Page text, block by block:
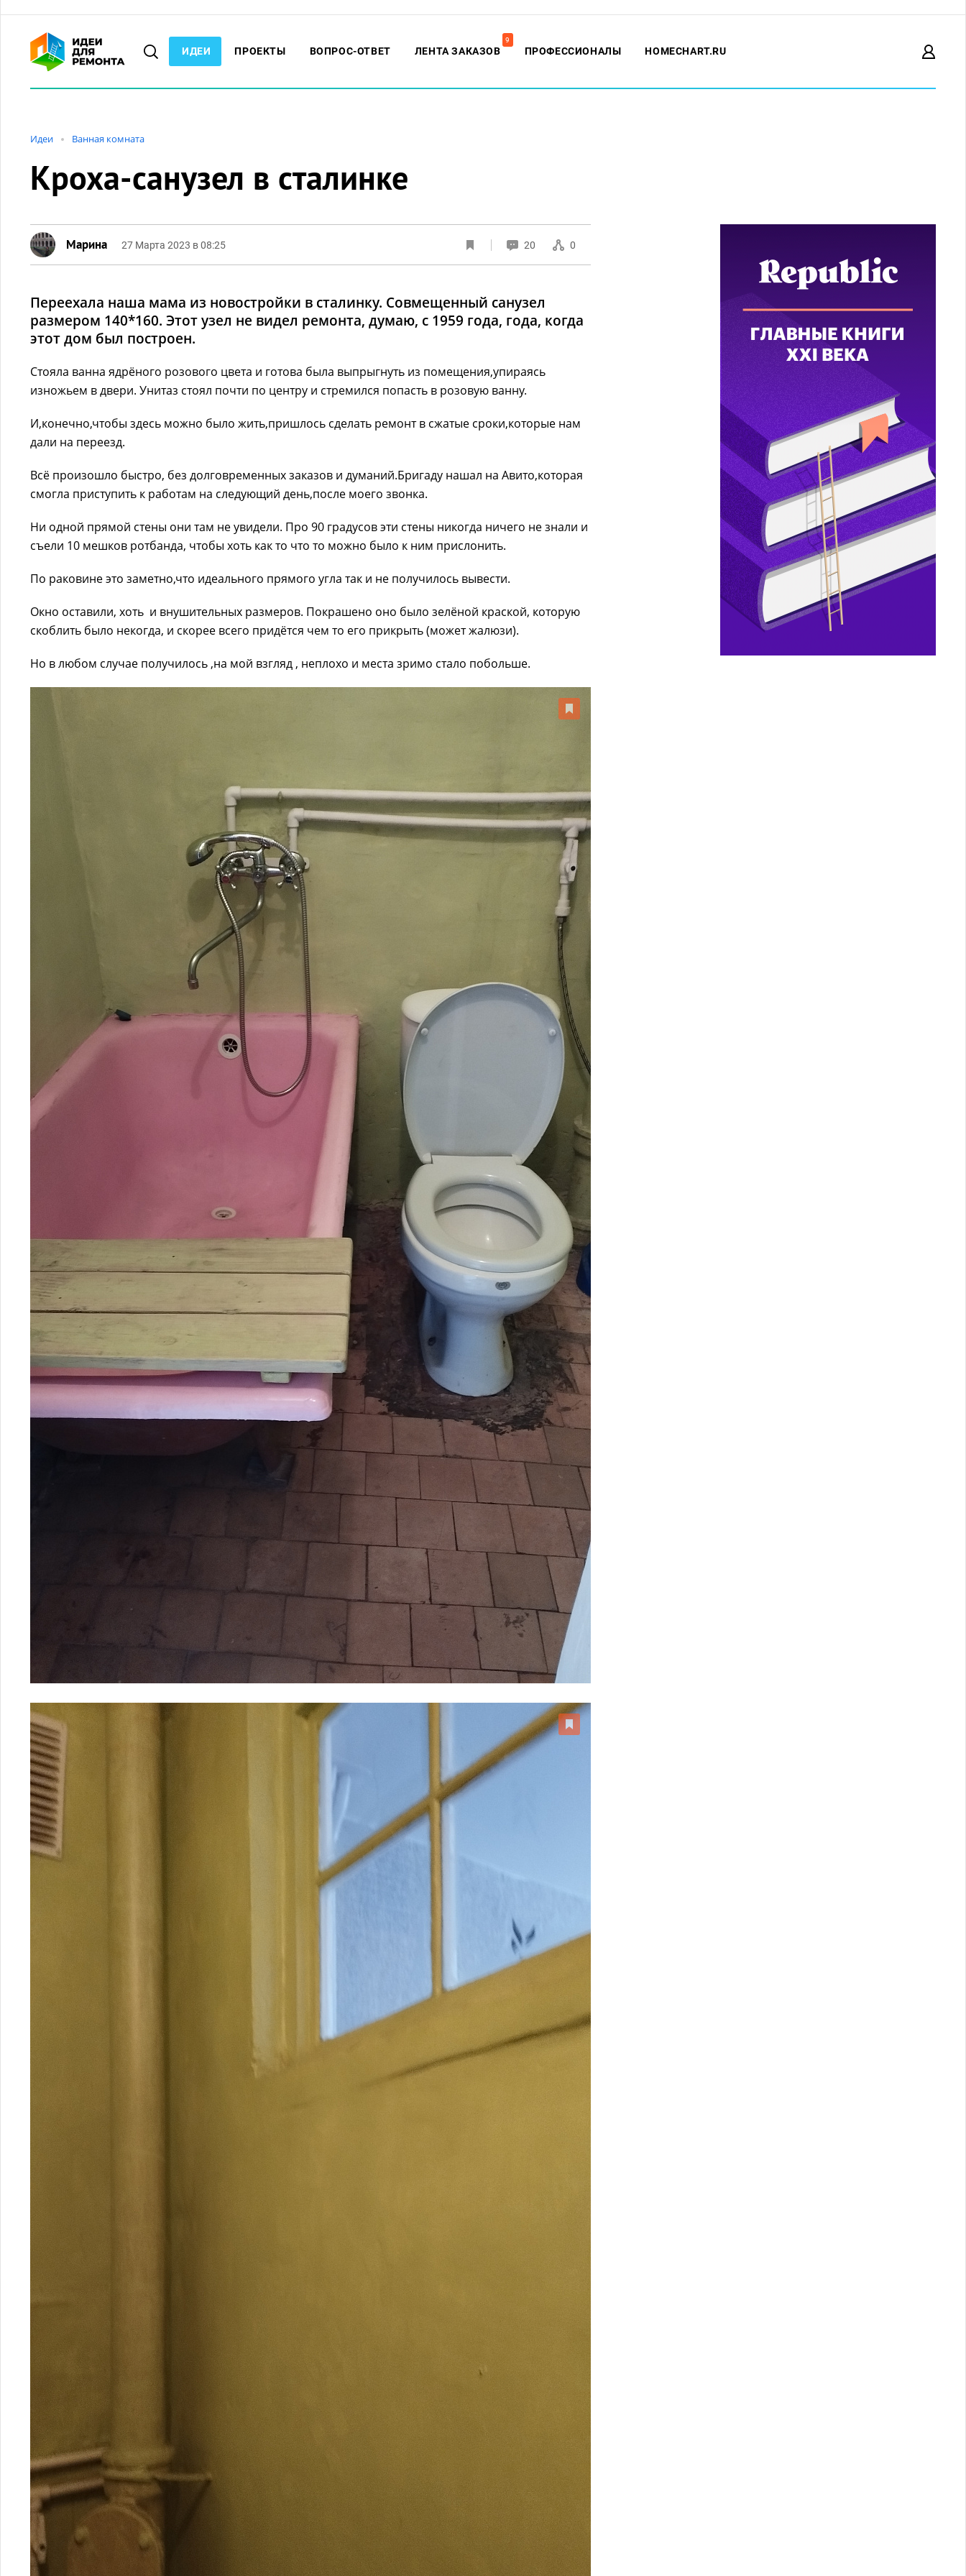
ИДЕИ ПРОЕКТЫ ВОПРОС-ОТВЕТ ЛЕНТА ЗАКАЗОВ
9
ПРОФЕССИОНАЛЫ HOMECHART.RU
Идеи Ванная комната
Кроха-санузел в сталинке
Марина 27 Марта 2023 в 08:25 20 0
Переехала наша мама из новостройки в сталинку. Совмещенный санузел
размером 140*160. Этот узел не видел ремонта, думаю, с 1959 года, года, когда
этот дом был построен.
Стояла ванна ядрёного розового цвета и готова была выпрыгнуть из помещения,упираясь
изножьем в двери. Унитаз стоял почти по центру и стремился попасть в розовую ванну.
И,конечно,чтобы здесь можно было жить,пришлось сделать ремонт в сжатые сроки,которые нам
дали на переезд.
Всё произошло быстро, без долговременных заказов и думаний.Бригаду нашал на Авито,которая
смогла приступить к работам на следующий день,после моего звонка.
Ни одной прямой стены они там не увидели. Про 90 градусов эти стены никогда ничего не знали и
съели 10 мешков ротбанда, чтобы хоть как то что то можно было к ним прислонить.
По раковине это заметно,что идеального прямого угла так и не получилось вывести.
Окно оставили, хоть и внушительных размеров. Покрашено оно было зелёной краской, которую
скоблить было некогда, и скорее всего придётся чем то его прикрыть (может жалюзи).
Но в любом случае получилось ,на мой взгляд , неплохо и места зримо стало побольше.